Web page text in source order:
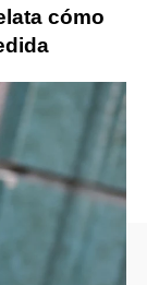
cómo